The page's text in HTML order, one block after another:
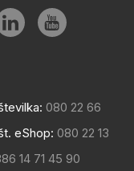
080 22 66
eShop: 080 22 13
14 71 45 90